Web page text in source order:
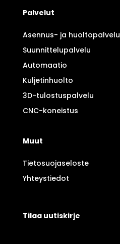
Palvelut
Asennus- ja huoltopalvelu
Suunnittelupalvelu
Automaatio
Kuljetinhuolto
3D-tulostuspalvelu
CNC-koneistus
Muut
Tietosuojaseloste
Yhteystiedot
Tilaa uutiskirje